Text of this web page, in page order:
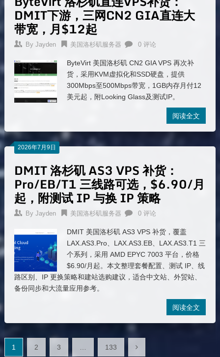
DMIT下游，三网CN2 GIA直连大
带宽，月$12起
By Jayden 美国洛杉矶服务器 0 评论
ByteVirt 美国洛杉矶 CN2 GIA VPS 再次补
货，采用KVM虚拟化和SSD硬盘，提供
300Mbps至500Mbps带宽，1GB内存月付12
美元起，附Looking Glass及测试IP。
阅读全文
2026年7月9日
DMIT 洛杉矶 AS3 VPS 补货：
Pro/EB/T1 三线路可选，$6.90/月
起，附测试 IP 与换 IP 策略
By Jayden 美国洛杉矶服务器 0 评论
DMIT 美国洛杉矶 AS3 VPS 补货，覆盖
LAX.AS3.Pro、LAX.AS3.EB、LAX.AS3.T1 三
个系列，采用 AMD EPYC 7003 平台，价格
$6.90/月起。本文整理套餐配置、测试 IP、线
路区别、IP 更换策略和建站选购建议，适合中文站、外贸站、
备份同步和大流量应用参考。
阅读全文
文
1 2 3 133